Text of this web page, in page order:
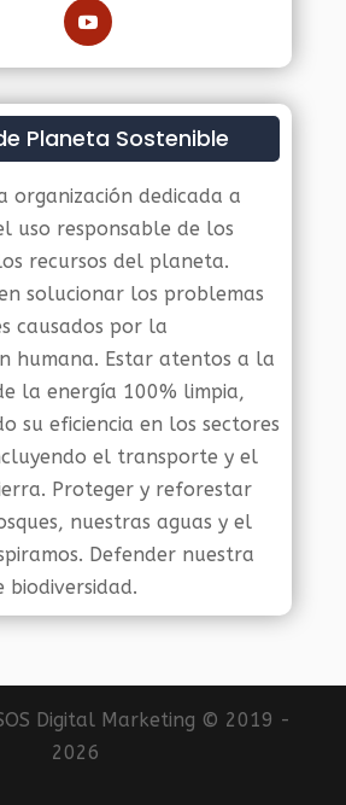
Planeta Sostenible
organización dedicada a
uso responsable de los
recursos del planeta.
solucionar los problemas
causados por la
humana. Estar atentos a la
la energía 100% limpia,
su eficiencia en los sectores
el transporte y el
Proteger y reforestar
nuestras aguas y el
Defender nuestra
biodiversidad.
Digital Marketing © 2019 -
2026